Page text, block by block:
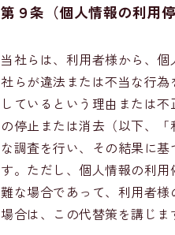
第９条 （個人情報の利用停
当社らは、利用者様から、
社らが違法または不当な行
しているという理由または
の停止または消去（以下、
な調査を行い、その結果に
す。ただし、個人情報の利
難な場合であって、利用者
場合は、この代替策を講じま